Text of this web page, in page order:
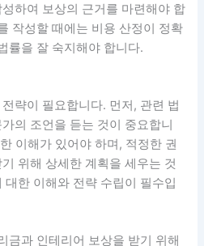
하여 보상의 근거를 마련해야 합
작성할 때에는 비용 산정이 정확
률을 잘 숙지해야 합니다.
략이 필요합니다. 먼저, 관련 법
의 조언을 듣는 것이 중요합니
이해가 있어야 하며, 적정한 권
위해 상세한 계획을 세우는 것
한 이해와 전략 수립이 필수입
금과 인테리어 보상을 받기 위해